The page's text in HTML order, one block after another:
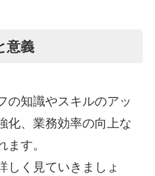
意義
の知識やスキルのアッ
化、業務効率の向上な
ます。
しく見ていきましょ